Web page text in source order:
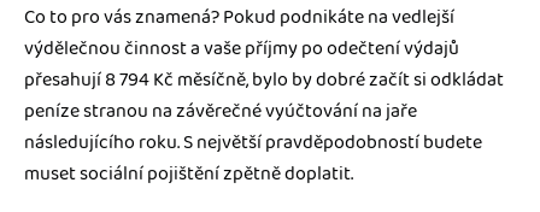
Co to pro vás znamená? Pokud podnikáte na vedlejší
výdělečnou činnost a vaše příjmy po odečtení výdajů
přesahují 8 794 Kč měsíčně, bylo by dobré začít si odkládat
peníze stranou na závěrečné vyúčtování na jaře
následujícího roku. S největší pravděpodobností budete
muset sociální pojištění zpětně doplatit.